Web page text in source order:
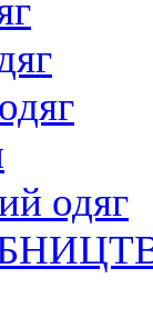
одяг